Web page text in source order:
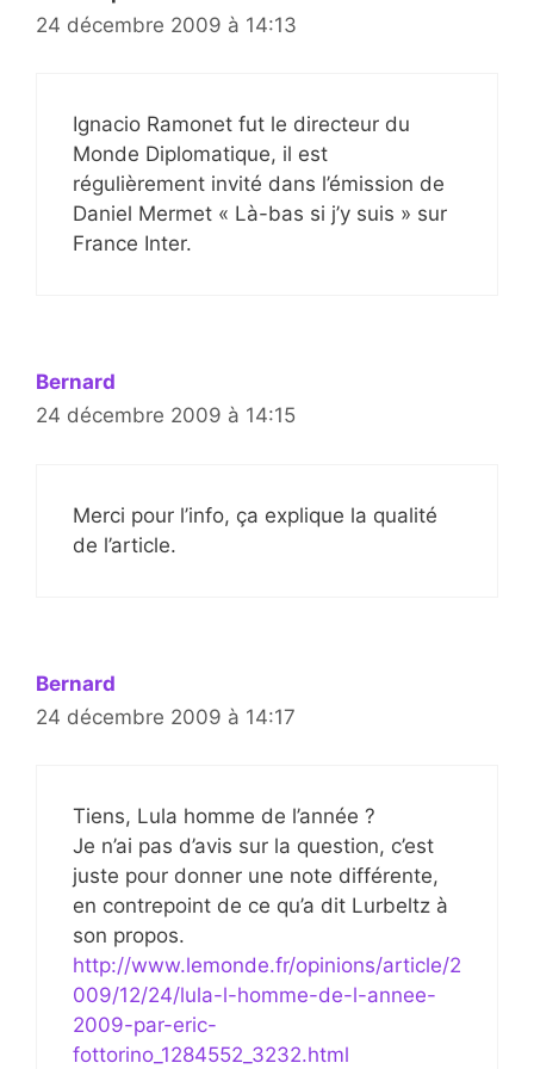
24 décembre 2009 à 14:13
Ignacio Ramonet fut le directeur du
Monde Diplomatique, il est
régulièrement invité dans l’émission de
Daniel Mermet « Là-bas si j’y suis » sur
France Inter.
Bernard
24 décembre 2009 à 14:15
Merci pour l’info, ça explique la qualité
de l’article.
Bernard
24 décembre 2009 à 14:17
Tiens, Lula homme de l’année ?
Je n’ai pas d’avis sur la question, c’est
juste pour donner une note différente,
en contrepoint de ce qu’a dit Lurbeltz à
son propos.
http://www.lemonde.fr/opinions/article/2
009/12/24/lula-l-homme-de-l-annee-
2009-par-eric-
fottorino_1284552_3232.html